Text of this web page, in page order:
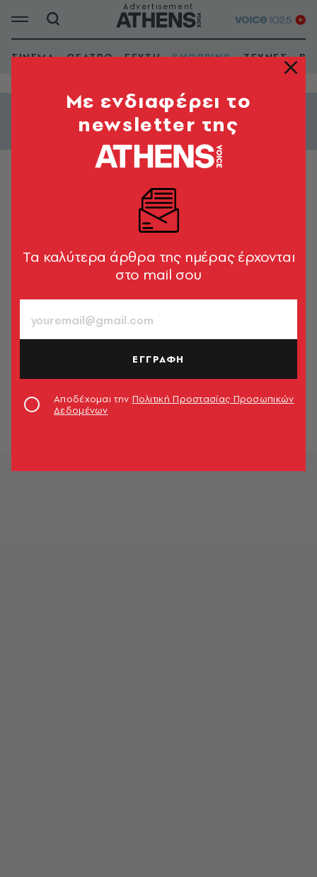
ΣΙΝΕΜΑ ΘΕΑΤΡΟ ΓΕΥΣΗ SHOPPING ΤΕΧΝΕΣ
Εμφάνιση φίλτρων
Mε ενδιαφέρει το
newsletter της
Tα καλύτερα άρθρα της ημέρας έρχονται
στο mail σου
ΕΓΓΡΑΦΗ
Αποδέχομαι την Πολιτική Προστασίας Προσωπικών
Δεδομένων